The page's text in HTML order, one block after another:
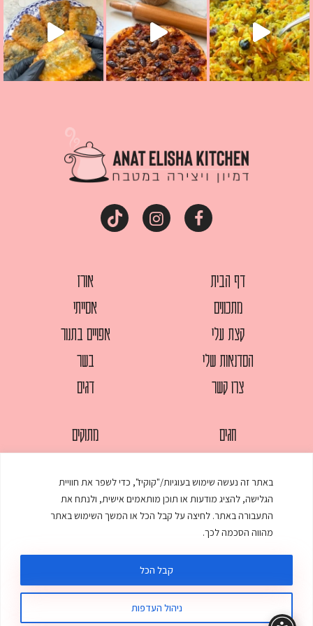
באתר זה נעשה שימוש בעוגיות/"קוקיז", כדי לשפר את חוויית
הגלישה, להציג מודעות או תוכן מותאמים אישית, ולנתח את
התעבורה באתר. לחיצה על קבל הכל או המשך השימוש באתר
מהווה הסכמה לכך.
ניהול העדפות
קבל הכל
דף הבית
מתכונים
קצת עלי
הסדנאות שלי
צרו קשר
אורז
אסייתי
אפויים בתנור
בשר
דגים
חגים
מאפים
ממולאים
מרקים
מתוקים
עוגות
עוף
© כל הזכויות שמורות לענת אלישע | עיצוב ובניית אתר